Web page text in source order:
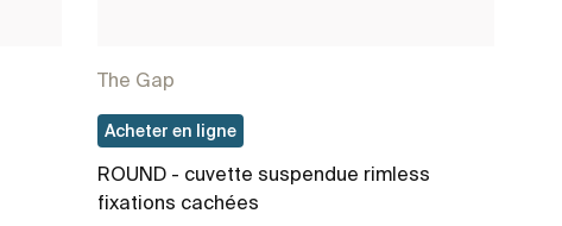
The Gap
Acheter en ligne
ROUND - cuvette suspendue rimless
fixations cachées